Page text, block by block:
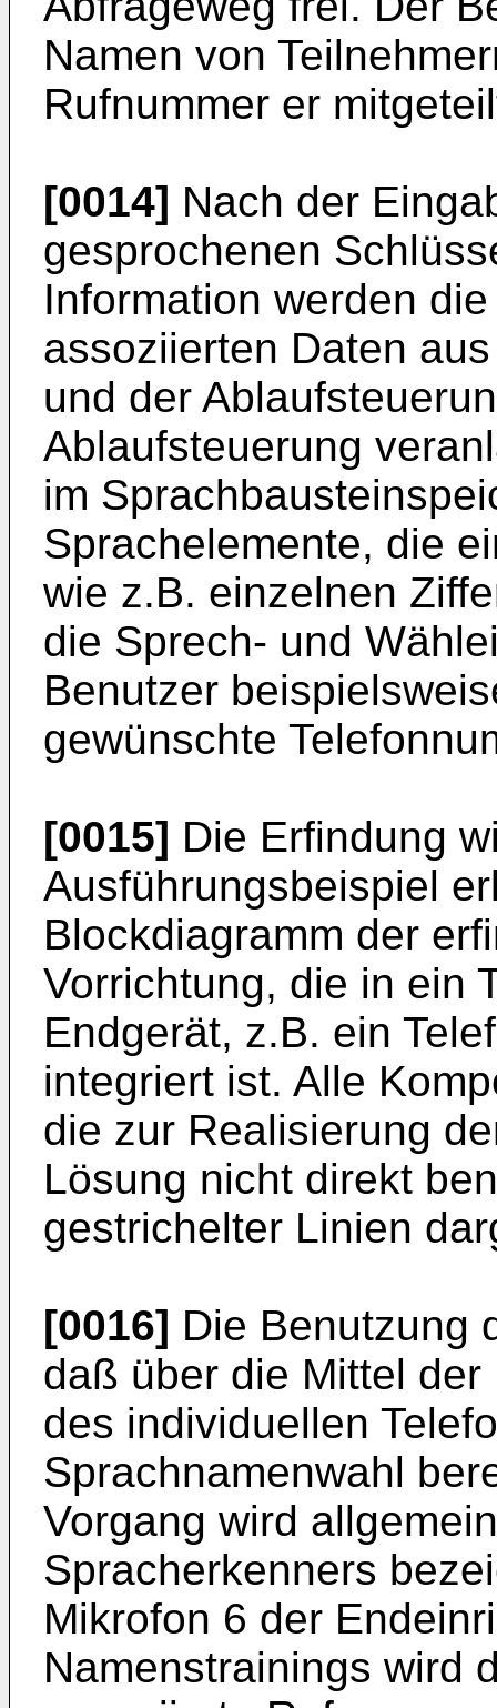
Namen von
Rufnummer er
[0014] Nach der
gesprochenen
Information werden
assoziierten Daten
und der
Ablaufsteuerung
im
Sprachelemente, die
wie z.B. einzelnen
die Sprech- und
Benutzer
gewünschte
[0015] Die Erfindung
Ausführungsbeispiel
Blockdiagramm der
Vorrichtung, die in ein
Endgerät, z.B. ein
integriert ist. Alle
die zur Realisierung
Lösung nicht direkt
gestrichelter Linien
[0016] Die Benutzung
daß über die Mittel
des individuellen
Sprachnamenwahl
Vorgang wird
Spracherkenners
Mikrofon 6 der
Namenstrainings wird